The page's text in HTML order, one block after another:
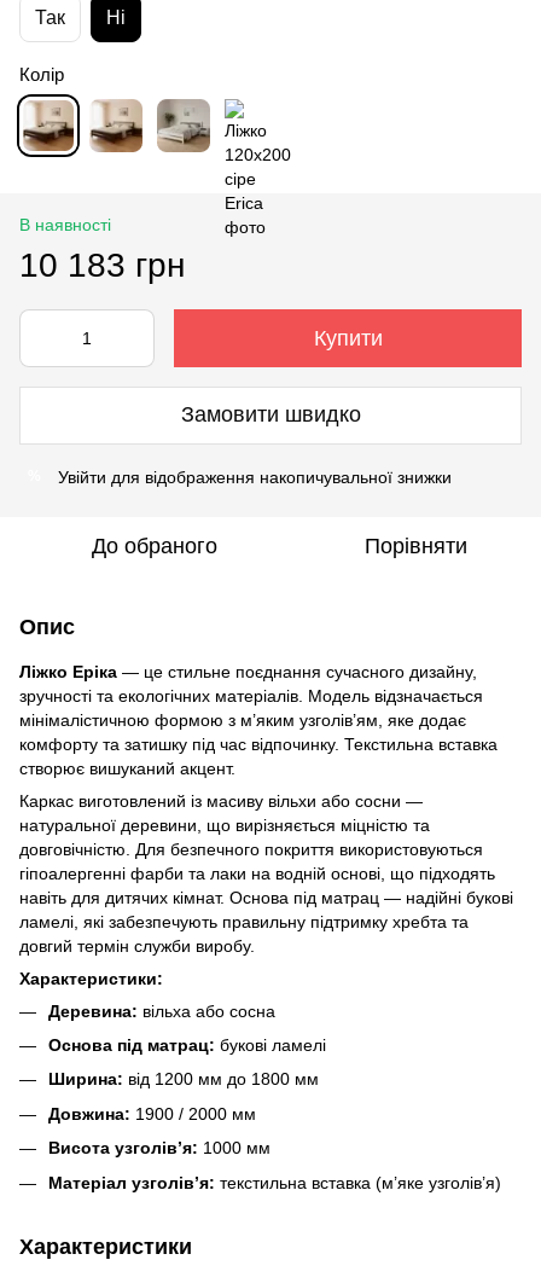
Так Ні
Колір
В наявності
10 183 грн
Купити
Замовити швидко
Увійти для відображення накопичувальної знижки
До обраного Порівняти
Опис
Ліжко Еріка — це стильне поєднання сучасного дизайну,
зручності та екологічних матеріалів. Модель відзначається
мінімалістичною формою з м’яким узголів’ям, яке додає
комфорту та затишку під час відпочинку. Текстильна вставка
створює вишуканий акцент.
Каркас виготовлений із масиву вільхи або сосни —
натуральної деревини, що вирізняється міцністю та
довговічністю. Для безпечного покриття використовуються
гіпоалергенні фарби та лаки на водній основі, що підходять
навіть для дитячих кімнат. Основа під матрац — надійні букові
ламелі, які забезпечують правильну підтримку хребта та
довгий термін служби виробу.
Характеристики:
Деревина: вільха або сосна
Основа під матрац: букові ламелі
Ширина: від 1200 мм до 1800 мм
Довжина: 1900 / 2000 мм
Висота узголів’я: 1000 мм
Матеріал узголів’я: текстильна вставка (м’яке узголів’я)
Характеристики